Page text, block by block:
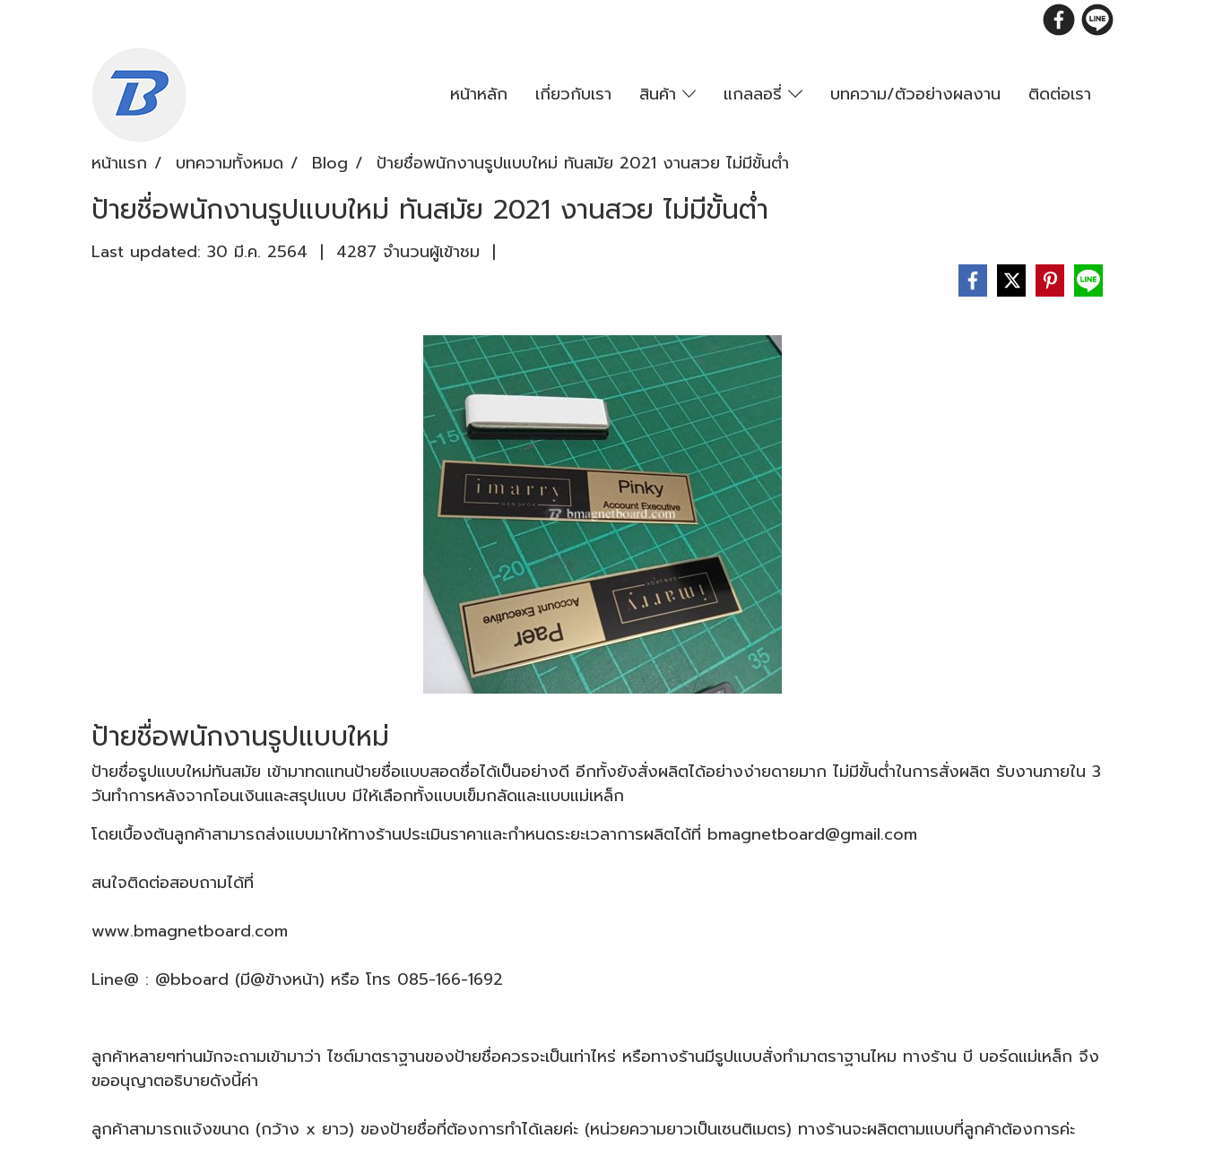
หน้าหลัก เกี่ยวกับเรา สินค้า แกลลอรี่ บทความ/ตัวอย่างผลงาน ติดต่อเรา
หน้าแรก บทความทั้งหมด Blog ป้ายชื่อพนักงานรูปแบบใหม่ ทันสมัย 2021 งานสวย ไม่มีขั้นต่ำ
ป้ายชื่อพนักงานรูปแบบใหม่ ทันสมัย 2021 งานสวย ไม่มีขั้นต่ำ
Last updated: 30 มี.ค. 2564 | 4287 จำนวนผู้เข้าชม |
ป้ายชื่อพนักงานรูปแบบใหม่
ป้ายชื่อรูปแบบใหม่ทันสมัย เข้ามาทดแทนป้ายชื่อแบบสอดชื่อได้เป็นอย่างดี อีกทั้งยังสั่งผลิตได้อย่างง่ายดายมาก ไม่มีขั้นต่ำในการสั่งผลิต รับงานภายใน 3
วันทำการหลังจากโอนเงินและสรุปแบบ มีให้เลือกทั้งแบบเข็มกลัดและแบบแม่เหล็ก
โดยเบื้องต้นลูกค้าสามารถส่งแบบมาให้ทางร้านประเมินราคาและกำหนดระยะเวลาการผลิตได้ที่ bmagnetboard@gmail.com
สนใจติดต่อสอบถามได้ที่
www.bmagnetboard.com
Line@ : @bboard (มี@ข้างหน้า) หรือ โทร 085-166-1692
ลูกค้าหลายๆท่านมักจะถามเข้ามาว่า ไซต์มาตราฐานของป้ายชื่อควรจะเป็นเท่าไหร่ หรือทางร้านมีรูปแบบสั่งทำมาตราฐานไหม ทางร้าน บี บอร์ดแม่เหล็ก จึง
ขออนุญาตอธิบายดังนี้ค่า
ลูกค้าสามารถแจ้งขนาด (กว้าง x ยาว) ของป้ายชื่อที่ต้องการทำได้เลยค่ะ (หน่วยความยาวเป็นเซนติเมตร) ทางร้านจะผลิตตามแบบที่ลูกค้าต้องการค่ะ